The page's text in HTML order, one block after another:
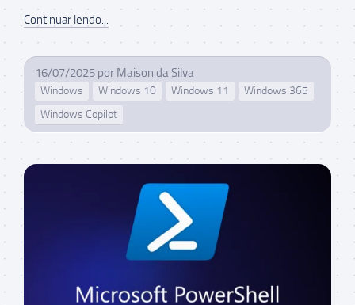
Continuar lendo...
16/07/2025 por Maison da Silva
Windows Windows 10 Windows 11
Windows 365
Windows Copilot